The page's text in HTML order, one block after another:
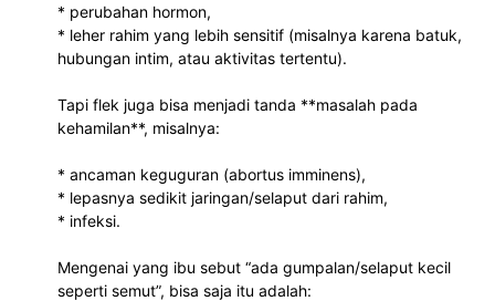
* perubahan hormon,
* leher rahim yang lebih sensitif (misalnya karena batuk,
hubungan intim, atau aktivitas tertentu).
Tapi flek juga bisa menjadi tanda **masalah pada
kehamilan**, misalnya:
* ancaman keguguran (abortus imminens),
* lepasnya sedikit jaringan/selaput dari rahim,
* infeksi.
Mengenai yang ibu sebut “ada gumpalan/selaput kecil
seperti semut”, bisa saja itu adalah: